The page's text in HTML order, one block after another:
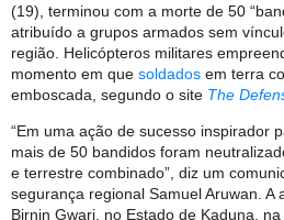
(19), terminou com a morte de 50
atribuído a grupos armados sem
região. Helicópteros militares
momento em que soldados em terra
emboscada, segundo o site The
“Em uma ação de sucesso inspirador
mais de 50 bandidos foram
e terrestre combinado”, diz um
segurança regional Samuel Aruwan. A
Birnin Gwari, no Estado de Kaduna,